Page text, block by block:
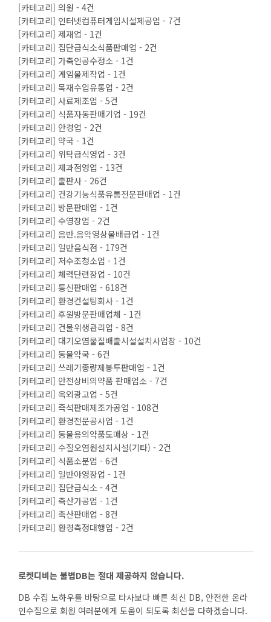
[카테고리] 의원 - 4건
[카테고리] 인터넷컴퓨터게임시설제공업 - 7건
[카테고리] 제재업 - 1건
[카테고리] 집단급식소식품판매업 - 2건
[카테고리] 가축인공수정소 - 1건
[카테고리] 게임물제작업 - 1건
[카테고리] 목재수입유통업 - 2건
[카테고리] 사료제조업 - 5건
[카테고리] 식품자동판매기업 - 19건
[카테고리] 안경업 - 2건
[카테고리] 약국 - 1건
[카테고리] 위탁급식영업 - 3건
[카테고리] 제과점영업 - 13건
[카테고리] 출판사 - 26건
[카테고리] 건강기능식품유통전문판매업 - 1건
[카테고리] 방문판매업 - 1건
[카테고리] 수영장업 - 2건
[카테고리] 음반.음악영상물배급업 - 1건
[카테고리] 일반음식점 - 179건
[카테고리] 저수조청소업 - 1건
[카테고리] 체력단련장업 - 10건
[카테고리] 통신판매업 - 618건
[카테고리] 환경컨설팅회사 - 1건
[카테고리] 후원방문판매업체 - 1건
[카테고리] 건물위생관리업 - 8건
[카테고리] 대기오염물질배출시설설치사업장 - 10건
[카테고리] 동물약국 - 6건
[카테고리] 쓰레기종량제봉투판매업 - 1건
[카테고리] 안전상비의약품 판매업소 - 7건
[카테고리] 옥외광고업 - 5건
[카테고리] 즉석판매제조가공업 - 108건
[카테고리] 환경전문공사업 - 1건
[카테고리] 동물용의약품도매상 - 1건
[카테고리] 수질오염원설치시설(기타) - 2건
[카테고리] 식품소분업 - 6건
[카테고리] 일반야영장업 - 1건
[카테고리] 집단급식소 - 4건
[카테고리] 축산가공업 - 1건
[카테고리] 축산판매업 - 8건
[카테고리] 환경측정대행업 - 2건
로켓디비는 불법DB는 절대 제공하지 않습니다.
DB 수집 노하우를 바탕으로 타사보다 빠른 최신 DB, 안전한 온라
인수집으로 회원 여러분에게 도움이 되도록 최선을 다하겠습니다.